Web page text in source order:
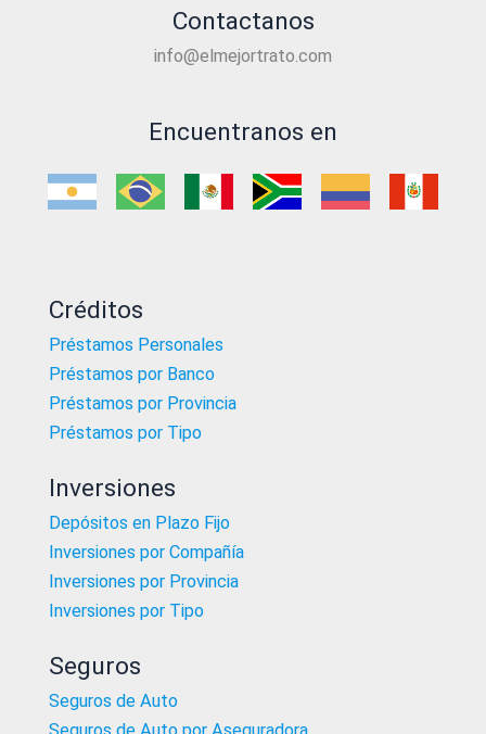
Contactanos
info@elmejortrato.com
Encuentranos en
Créditos
Préstamos Personales
Préstamos por Banco
Préstamos por Provincia
Préstamos por Tipo
Inversiones
Depósitos en Plazo Fijo
Inversiones por Compañía
Inversiones por Provincia
Inversiones por Tipo
Seguros
Seguros de Auto